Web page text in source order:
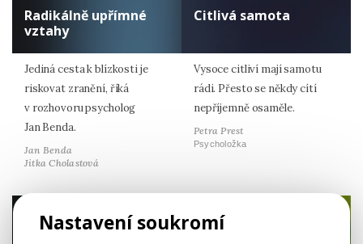
Radikálně upřímné
vztahy
Jediná cesta k blízkosti je
riskovat zranění, říká
v rozhovoru psycholog
Jan Benda.
Jan Benda
Jitka Cholastová
Citlivá samota
Vysoce citliví mají samotu
rádi. Přesto se někdy cítí
nepříjemně osaměle.
Petra Prest
Psycholožka
Nastavení soukromí